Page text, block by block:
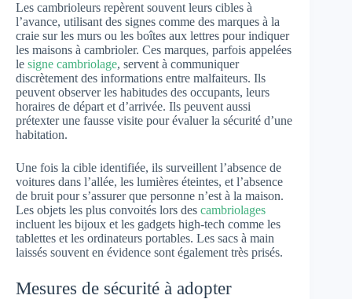
Les cambrioleurs repèrent souvent leurs cibles à
l’avance, utilisant des signes comme des marques à la
craie sur les murs ou les boîtes aux lettres pour indiquer
les maisons à cambrioler. Ces marques, parfois appelées
le signe cambriolage, servent à communiquer
discrètement des informations entre malfaiteurs. Ils
peuvent observer les habitudes des occupants, leurs
horaires de départ et d’arrivée. Ils peuvent aussi
prétexter une fausse visite pour évaluer la sécurité d’une
habitation.
Une fois la cible identifiée, ils surveillent l’absence de
voitures dans l’allée, les lumières éteintes, et l’absence
de bruit pour s’assurer que personne n’est à la maison.
Les objets les plus convoités lors des cambriolages
incluent les bijoux et les gadgets high-tech comme les
tablettes et les ordinateurs portables. Les sacs à main
laissés souvent en évidence sont également très prisés.
Mesures de sécurité à adopter